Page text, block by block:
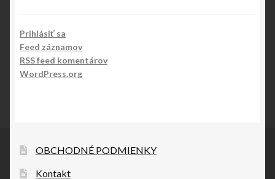
Prihlásiť sa
Feed záznamov
RSS feed komentárov
WordPress.org
OBCHODNÉ PODMIENKY
Kontakt